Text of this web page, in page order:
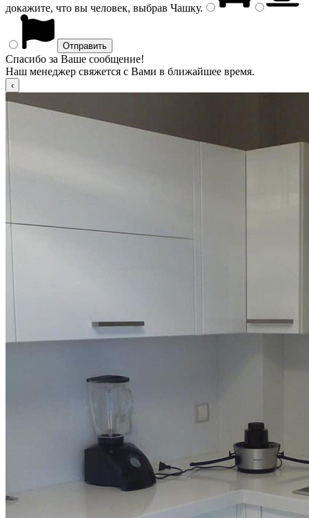
докажите, что вы человек, выбрав Чашку.
Спасибо за Ваше сообщение!
Наш менеджер свяжется с Вами в ближайшее время.